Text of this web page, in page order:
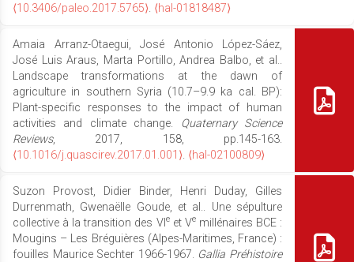
⟨10.3406/paleo.2017.5765⟩. ⟨hal-01818487⟩
Amaia Arranz-Otaegui, José Antonio López-Sáez,
José Luis Araus, Marta Portillo, Andrea Balbo, et al..
Landscape transformations at the dawn of
agriculture in southern Syria (10.7–9.9 ka cal. BP):
Plant-specific responses to the impact of human
activities and climate change. Quaternary Science
Reviews, 2017, 158, pp.145-163.
⟨10.1016/j.quascirev.2017.01.001⟩. ⟨hal-02100809⟩
Suzon Provost, Didier Binder, Henri Duday, Gilles
Durrenmath, Gwenaëlle Goude, et al.. Une sépulture
collective à la transition des VI eet Vemillénaires BCE :
Mougins – Les Bréguières (Alpes-Maritimes, France) :
fouilles Maurice Sechter 1966-1967. Gallia Préhistoire